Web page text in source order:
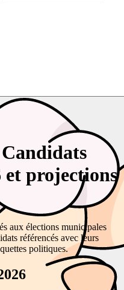
et projections
aux élections municipales
référencés avec leurs
politiques.